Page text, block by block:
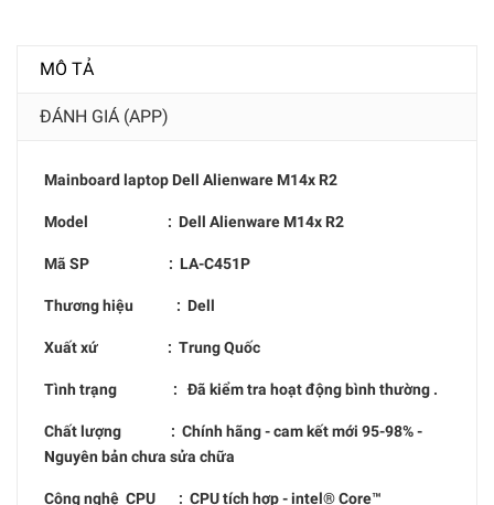
MÔ TẢ
ĐÁNH GIÁ (APP)
Mainboard laptop Dell Alienware M14x R2
Model : Dell Alienware M14x R2
Mã SP : LA-C451P
Thương hiệu : Dell
Xuất xứ : Trung Quốc
Tình trạng : Đã kiểm tra hoạt động bình thường .
Chất lượng : Chính hãng - cam kết mới 95-98% -
Nguyên bản chưa sửa chữa
Công nghệ CPU : CPU tích hợp - intel® Core™